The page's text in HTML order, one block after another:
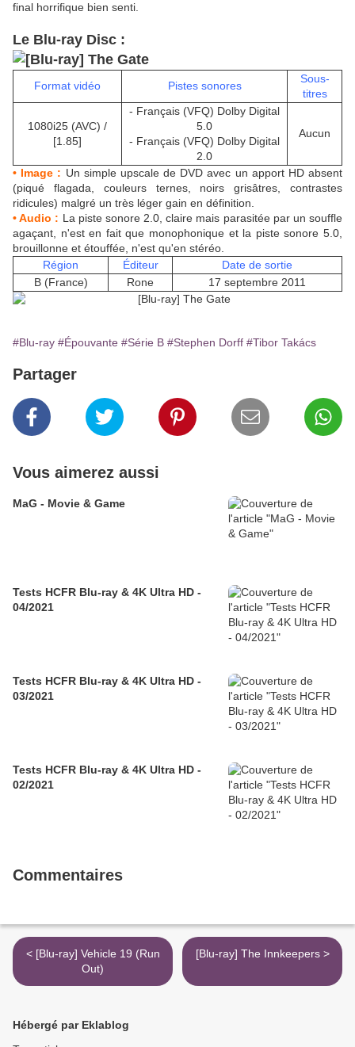
final horrifique bien senti.
Le Blu-ray Disc :
Format vidéo Pistes sonores
Sous-
titres
1080i25 (AVC) /
[1.85]
- Français (VFQ) Dolby Digital
5.0
- Français (VFQ) Dolby Digital
2.0
Aucun
• Image : Un simple upscale de DVD avec un apport HD absent
(piqué flagada, couleurs ternes, noirs grisâtres, contrastes
ridicules) malgré un très léger gain en définition.
• Audio : La piste sonore 2.0, claire mais parasitée par un souffle
agaçant, n'est en fait que monophonique et la piste sonore 5.0,
brouillonne et étouffée, n'est qu'en stéréo.
Région
Éditeur
Date de sortie
B (France)
Rone 17 septembre 2011
#Blu-ray #Épouvante #Série B #Stephen Dorff #Tibor Takács
Partager
Vous aimerez aussi
MaG - Movie & Game
Tests HCFR Blu-ray & 4K Ultra HD -
04/2021
Tests HCFR Blu-ray & 4K Ultra HD -
03/2021
Tests HCFR Blu-ray & 4K Ultra HD -
02/2021
Commentaires
< [Blu-ray] Vehicle 19 (Run
Out)
[Blu-ray] The Innkeepers >
Hébergé par Eklablog